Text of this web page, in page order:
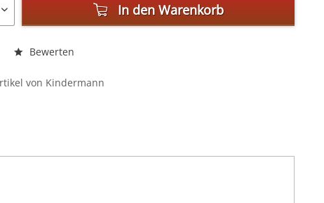
In den Warenkorb
Bewerten
von Kindermann